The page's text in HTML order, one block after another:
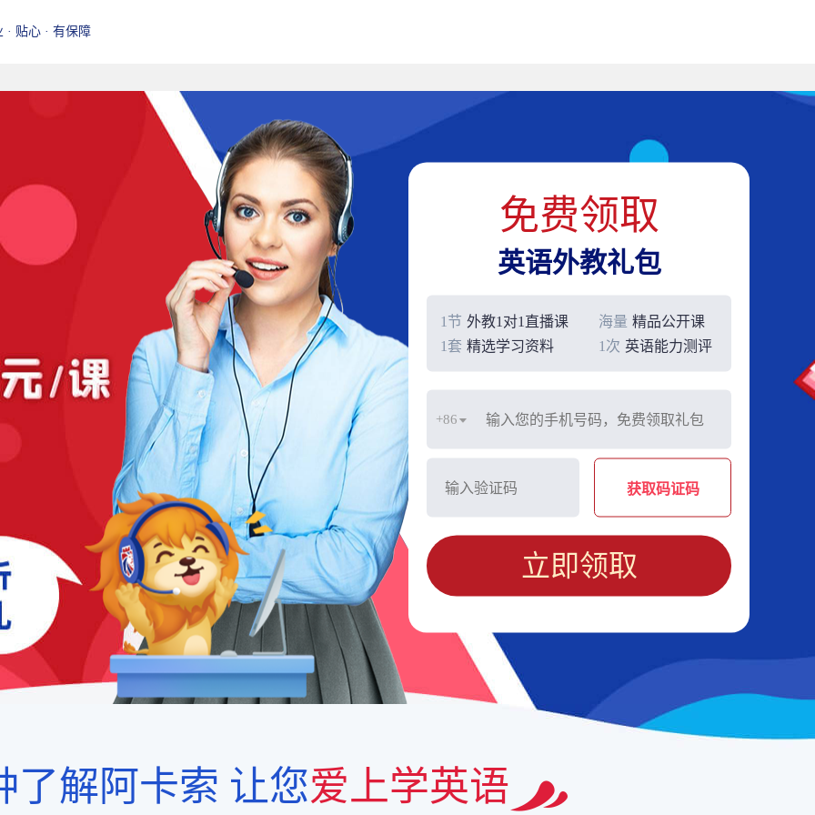
· 贴心 · 有保障
免费领取
英语外教礼包
1节 外教1对1直播课 海量 精品公开课
1套 精选学习资料 1次 英语能力测评
+86
获取码证码
立即领取
了解阿卡索 让您爱上学英语